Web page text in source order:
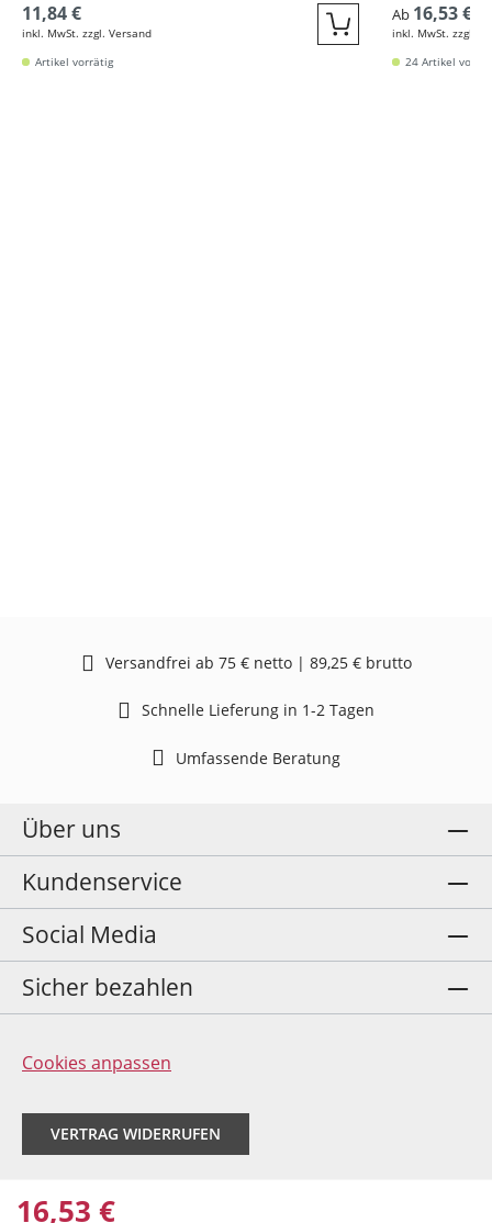
16,53 €
11,84 €
inkl. MwSt. zzgl. Versand Quickbuy
Artikel vorrätig
Ab 16,53 €
inkl. MwSt. zzgl.
24 Artikel
Versandfrei ab 75 € netto | 89,25 € brutto
Schnelle Lieferung in 1-2 Tagen
Umfassende Beratung
Über uns
Kundenservice
Social Media
Sicher bezahlen
Cookies anpassen
VERTRAG WIDERRUFEN